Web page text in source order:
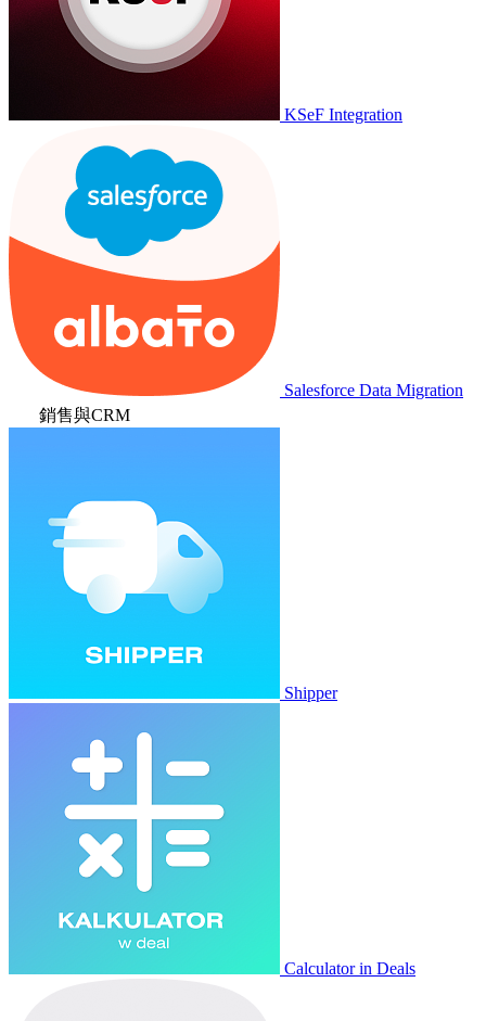
KSeF Integration
Salesforce Data Migration
銷售與CRM
Shipper
Calculator in Deals